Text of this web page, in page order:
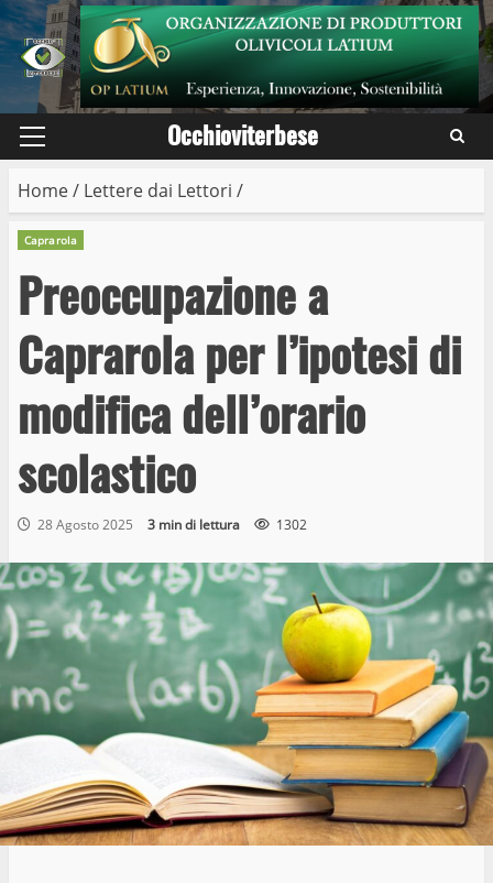
Skip
to
content
Primary
Occhioviterbese
Home/ Lettere dai Lettori /
Caprarola
Preoccupazione a
Caprarola per l’ipotesi di
modifica dell’orario
scolastico
28 Agosto 2025 3 min di lettura 1302